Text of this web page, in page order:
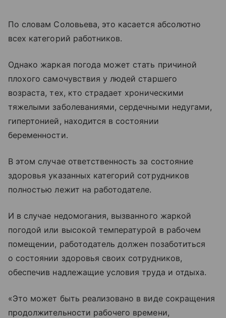
По словам Соловьева, это касается абсолютно
всех категорий работников.
Однако жаркая погода может стать причиной
плохого самочувствия у людей старшего
возраста, тех, кто страдает хроническими
тяжелыми заболеваниями, сердечными недугами,
гипертонией, находится в состоянии
беременности.
В этом случае ответственность за состояние
здоровья указанных категорий сотрудников
полностью лежит на работодателе.
И в случае недомогания, вызванного жаркой
погодой или высокой температурой в рабочем
помещении, работодатель должен позаботиться
о состоянии здоровья своих сотрудников,
обеспечив надлежащие условия труда и отдыха.
«Это может быть реализовано в виде сокращения
продолжительности рабочего времени,